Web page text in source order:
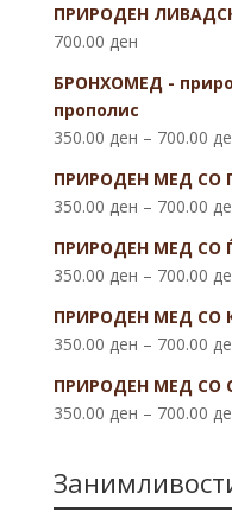
ПРИРОДЕН
700.00 ден
БРОНХОМЕД -
прополис
350.00 ден – 700.00
ПРИРОДЕН МЕД СО
350.00 ден – 700.00
ПРИРОДЕН МЕД СО
350.00 ден – 700.00
ПРИРОДЕН МЕД СО
350.00 ден – 700.00
ПРИРОДЕН МЕД СО
350.00 ден – 700.00